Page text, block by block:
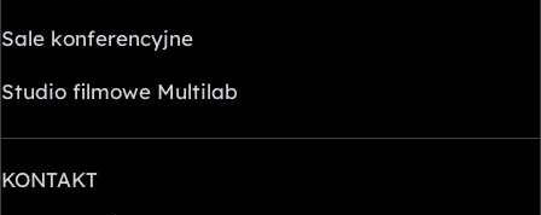
Sale konferencyjne
Studio filmowe Multilab
KONTAKT